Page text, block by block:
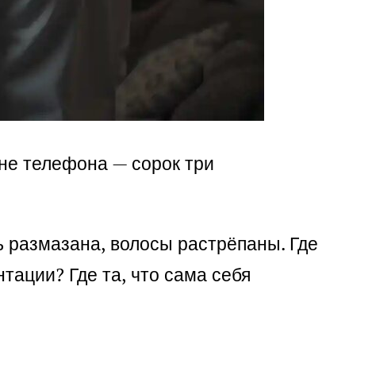
телефона — сорок три
волосы растрёпаны. Где
Где та, что сама себя